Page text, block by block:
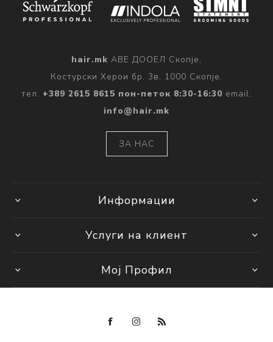
hair.mk АВЕ ДООЕЛ Скопје,
Костурски Херои бр. 3в, 1000 Скопје.
тел. +389 2615 8615 пон-петок 8:30-16:30 email:
info@hair.mk
ЗА НАС
Информации
Услуги на клиент
Мој Профил